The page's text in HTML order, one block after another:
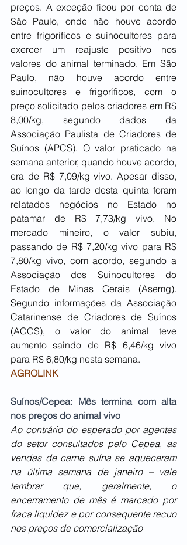
preços. A exceção ficou por conta de
São Paulo, onde não houve acordo
entre frigoríficos e suinocultores para
exercer um reajuste positivo nos
valores do animal terminado. Em São
Paulo, não houve acordo entre
suinocultores e frigoríficos, com o
preço solicitado pelos criadores em R$
8,00/kg, segundo dados da
Associação Paulista de Criadores de
Suínos (APCS). O valor praticado na
semana anterior, quando houve acordo,
era de R$ 7,09/kg vivo. Apesar disso,
ao longo da tarde desta quinta foram
relatados negócios no Estado no
patamar de R$ 7,73/kg vivo. No
mercado mineiro, o valor subiu,
passando de R$ 7,20/kg vivo para R$
7,80/kg vivo, com acordo, segundo a
Associação dos Suinocultores do
Estado de Minas Gerais (Asemg).
Segundo informações da Associação
Catarinense de Criadores de Suínos
(ACCS), o valor do animal teve
aumento saindo de R$ 6,46/kg vivo
para R$ 6,80/kg nesta semana.
AGROLINK
Suínos/Cepea: Mês termina com alta
nos preços do animal vivo
Ao contrário do esperado por agentes
do setor consultados pelo Cepea, as
vendas de carne suína se aqueceram
na última semana de janeiro – vale
lembrar que, geralmente, o
encerramento de mês é marcado por
fraca liquidez e por consequente recuo
nos preços de comercialização